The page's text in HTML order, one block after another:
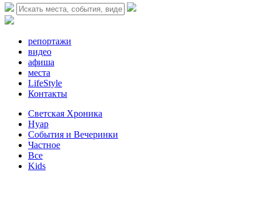
репортажи
видео
афиша
места
LifeStyle
Контакты
Светская Хроника
Нуар
События и Вечеринки
Частное
Все
Kids